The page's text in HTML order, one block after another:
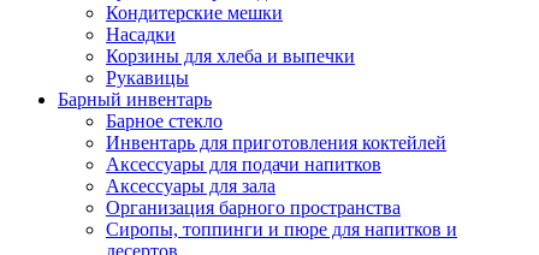
Кондитерские мешки
Насадки
Корзины для хлеба и выпечки
Рукавицы
Барный инвентарь
Барное стекло
Инвентарь для приготовления коктейлей
Аксессуары для подачи напитков
Аксессуары для зала
Организация барного пространства
Сиропы, топпинги и пюре для напитков и
десертов